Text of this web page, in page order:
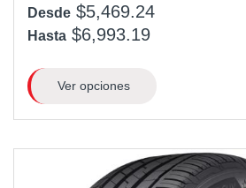
Desde $5,469.24
Hasta $6,993.19
Ver opciones